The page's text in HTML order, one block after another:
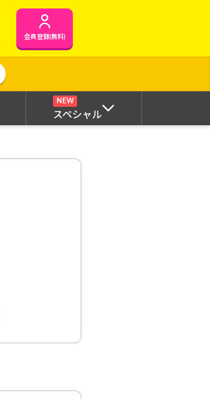
会員登録(無料)
NEW
スペシャル